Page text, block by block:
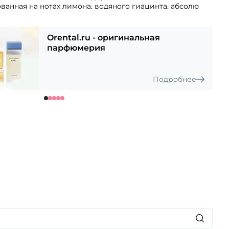
на нотах лимона, водяного гиацинта, абсолю
своей обладательницы и подарит заряд энергии
выбор для жарких дней! Автор аромата — штатный
Orental.ru - оригинальная
парфюмерия
Подробнее